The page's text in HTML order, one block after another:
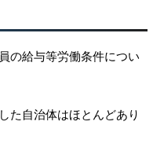
の給与等労働条件につい
た自治体はほとんどあり